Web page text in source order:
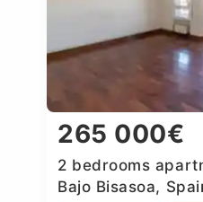
265 000€
2 bedrooms
Bajo Bisasoa,